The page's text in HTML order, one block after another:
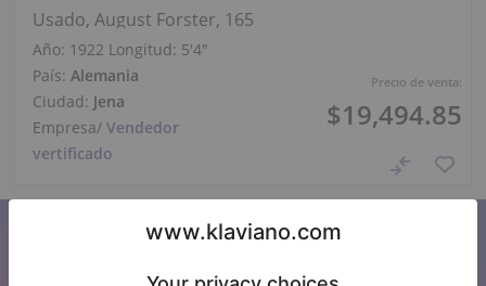
Precio de venta:
$19,494.85
Usado, August Forster, 165
Año: 1922 Longitud: 5′4″
País: Alemania
Ciudad: Jena
Empresa/ Vendedor
vertificado
Suscríbase a nuestro boletín de